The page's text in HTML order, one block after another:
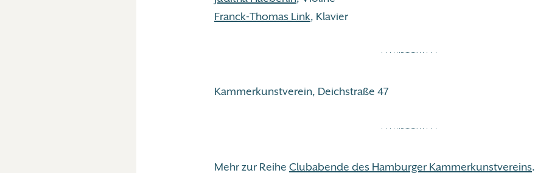
Franck-Thomas Link, Klavier
Kammerkunstverein, Deichstraße 47
Mehr zur Reihe Clubabende des Hamburger Kammerkunstvereins.